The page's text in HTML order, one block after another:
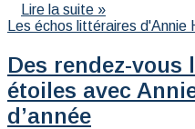
Lire la suite »
Les échos littéraires d'Annie
Des rendez-
étoiles avec
d’année